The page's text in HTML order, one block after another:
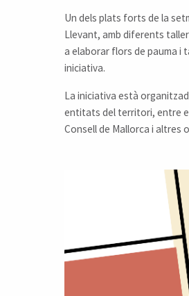
Un dels plats forts de la
Llevant, amb diferents
a elaborar flors de pauma i
iniciativa.
La iniciativa està
entitats del territori, entre
Consell de Mallorca i altres